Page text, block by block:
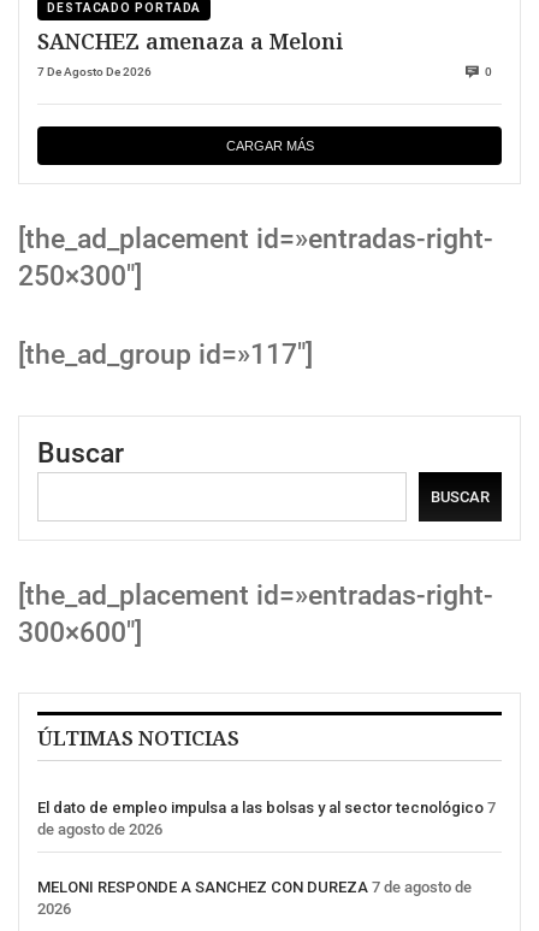
DESTACADO PORTADA
SANCHEZ amenaza a Meloni
7 De Agosto De 2026 0
CARGAR MÁS
[the_ad_placement id=»entradas-right-
250×300″]
[the_ad_group id=»117″]
Buscar
BUSCAR
[the_ad_placement id=»entradas-right-
300×600″]
ÚLTIMAS NOTICIAS
El dato de empleo impulsa a las bolsas y al sector tecnológico 7
de agosto de 2026
MELONI RESPONDE A SANCHEZ CON DUREZA 7 de agosto de
2026